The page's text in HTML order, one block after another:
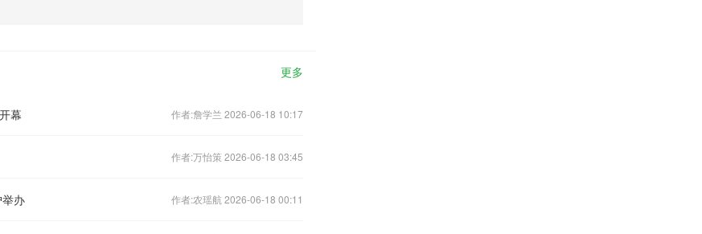
更多
幕 作者:詹学兰 2026-06-18 10:17
作者:万怡策 2026-06-18 03:45
办 作者:农瑶航 2026-06-18 00:11